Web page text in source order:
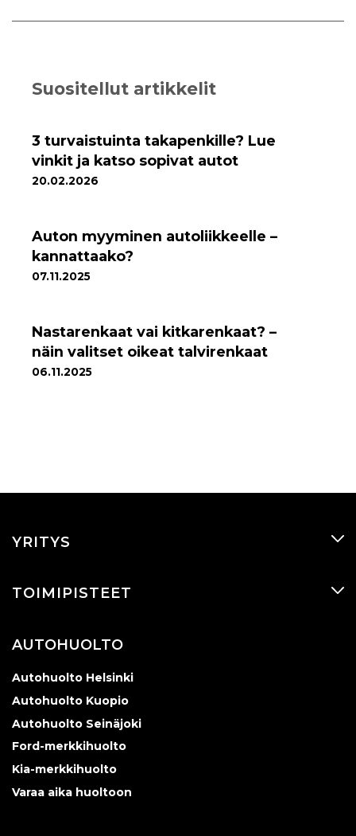
Suositellut artikkelit
3 turvaistuinta takapenkille? Lue
vinkit ja katso sopivat autot
20.02.2026
Auton myyminen autoliikkeelle –
kannattaako?
07.11.2025
Nastarenkaat vai kitkarenkaat? –
näin valitset oikeat talvirenkaat
06.11.2025
YRITYS
TOIMIPISTEET
AUTOHUOLTO
Autohuolto Helsinki
Autohuolto Kuopio
Autohuolto Seinäjoki
Ford-merkkihuolto
Kia-merkkihuolto
Varaa aika huoltoon